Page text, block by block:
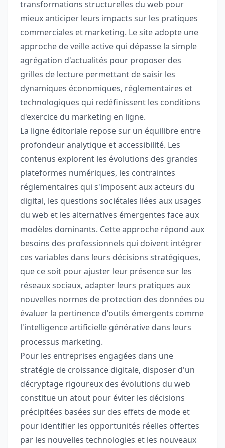
transformations structurelles du web pour
mieux anticiper leurs impacts sur les pratiques
commerciales et marketing. Le site adopte une
approche de veille active qui dépasse la simple
agrégation d'actualités pour proposer des
grilles de lecture permettant de saisir les
dynamiques économiques, réglementaires et
technologiques qui redéfinissent les conditions
d'exercice du marketing en ligne.
La ligne éditoriale repose sur un équilibre entre
profondeur analytique et accessibilité. Les
contenus explorent les évolutions des grandes
plateformes numériques, les contraintes
réglementaires qui s'imposent aux acteurs du
digital, les questions sociétales liées aux usages
du web et les alternatives émergentes face aux
modèles dominants. Cette approche répond aux
besoins des professionnels qui doivent intégrer
ces variables dans leurs décisions stratégiques,
que ce soit pour ajuster leur présence sur les
réseaux sociaux, adapter leurs pratiques aux
nouvelles normes de protection des données ou
évaluer la pertinence d'outils émergents comme
l'intelligence artificielle générative dans leurs
processus marketing.
Pour les entreprises engagées dans une
stratégie de croissance digitale, disposer d'un
décryptage rigoureux des évolutions du web
constitue un atout pour éviter les décisions
précipitées basées sur des effets de mode et
pour identifier les opportunités réelles offertes
par les nouvelles technologies et les nouveaux